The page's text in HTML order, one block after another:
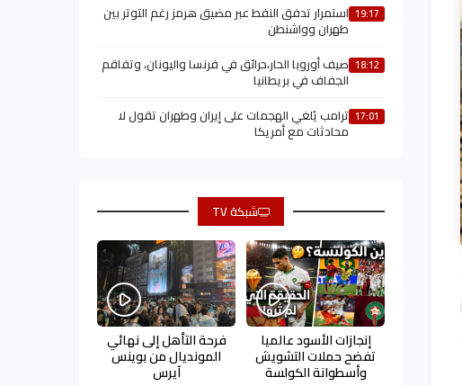
19:17 استمرار تدفق النفط عبر مضيق هرمز رغم التوتر بين
طهران وواشنطن
18:12 صيف أوروبا الحار،حرائق في فرنسا واليونان، وتفاقم
الجفاف في بريطانيا
17:01 ترامب يُلغي الهجمات على إيران وطهران تقول لا
محادثات مع أمريكا
شبكة TV
إنجازات الأسود عالميا
تفضح حملات التشويش
وأسطوانة الكولسة
فرحة التأهل إلى نهائي
المونديال من بوينس
آيرس